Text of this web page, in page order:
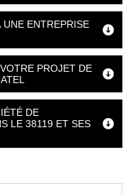
UNE ENTREPRISE
PROJET DE
DE
LE 38119 ET SES